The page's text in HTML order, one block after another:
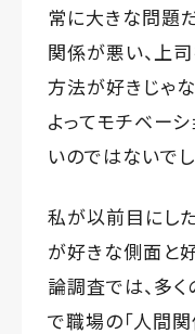
常に大きな問題
関係が悪い、上
方法が好きじゃ
よってモチベー
いのではないでし
私が以前目にし
が好きな側面と
論調査では、多
で職場の「人間